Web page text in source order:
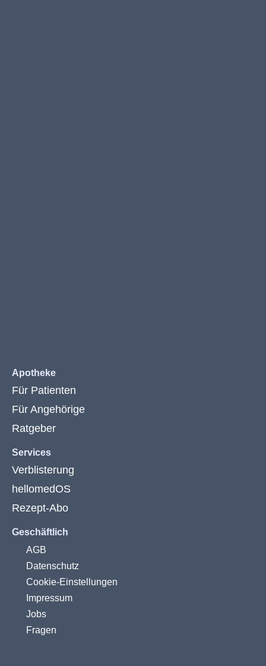
Apotheke
Für Patienten
Für Angehörige
Ratgeber
Services
Verblisterung
hellomedOS
Rezept-Abo
Geschäftlich
AGB
Datenschutz
Cookie-Einstellungen
Impressum
Jobs
Fragen